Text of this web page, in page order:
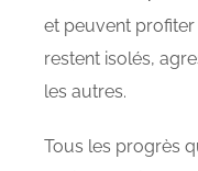
et peuvent
restent isolés,
les autres.
Tous les progrès